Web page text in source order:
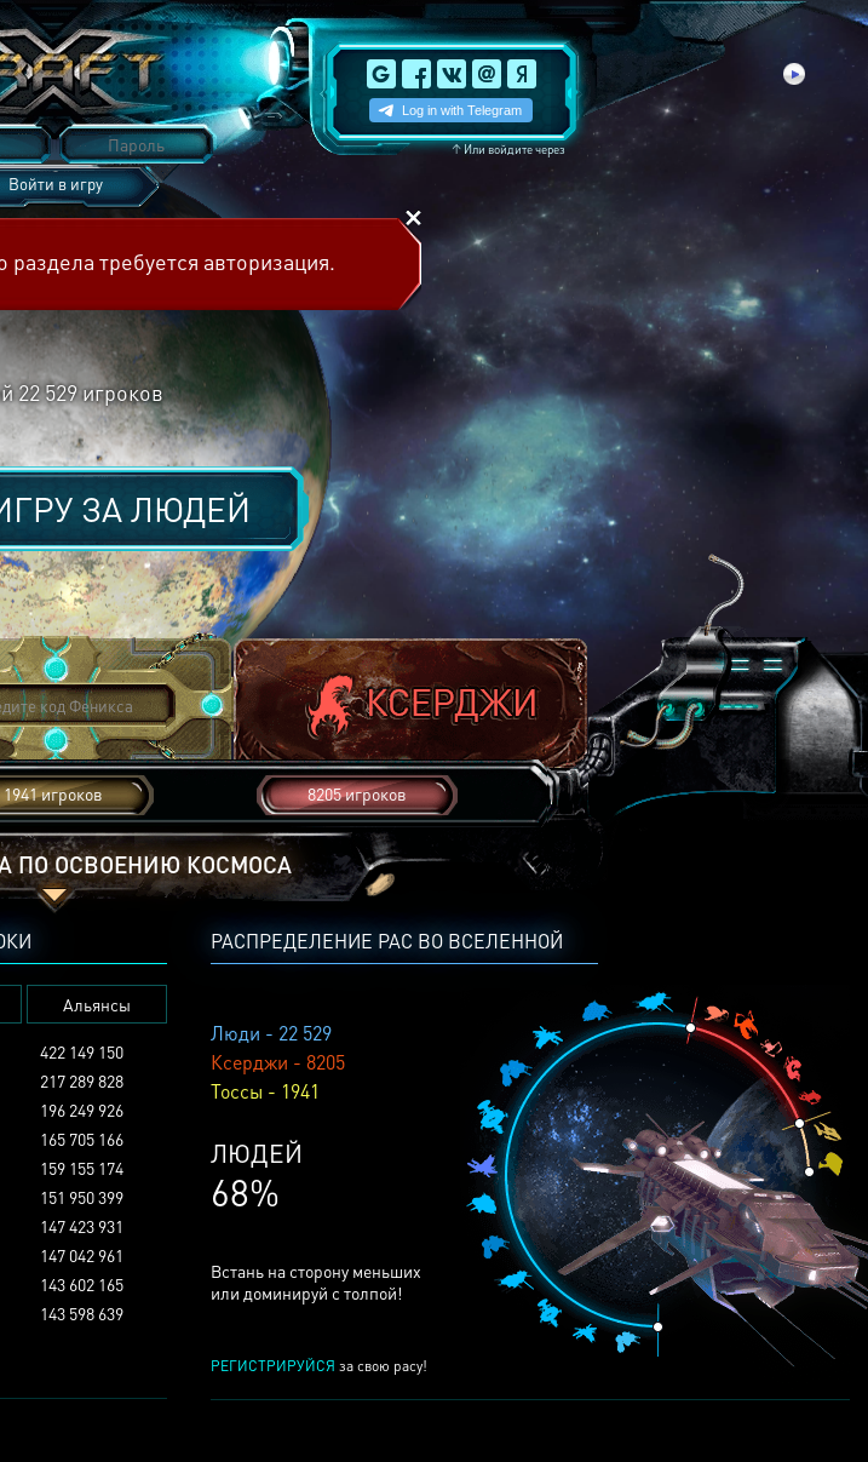
↑Или войдите через
Войти в игру
требуется авторизация.
22 529игроков
ЗАЛЮДЕЙ
1941 игроков 8205 игроков
ПО ОСВОЕНИЮ КОСМОСА
РАСПРЕДЕЛЕНИЕ РАС ВО ВСЕЛЕННОЙ
Люди - 22 529
Ксерджи - 8205
Тоссы - 1941
КСЕРДЖЕЙ
25%
Встань на сторону меньших
или доминируй с толпой!
РЕГИСТРИРУЙСЯ за свою расу!
Альянсы
422 149 150
217 289 828
196 249 926
165 705 166
159 155 174
151 950 399
147 423 931
147 042 961
143 602 165
143 598 639